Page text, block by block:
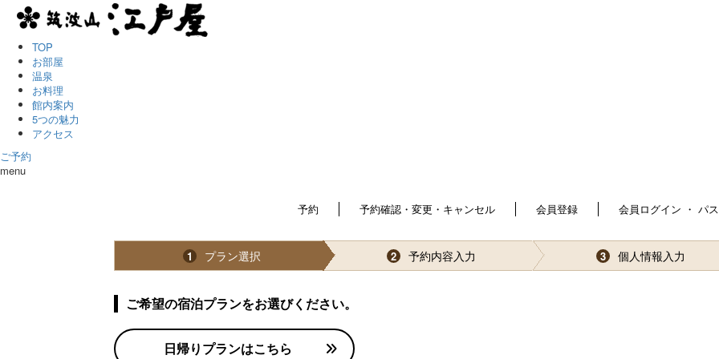
TOP
お部屋
温泉
お料理
館内案内
5つの魅力
アクセス
ご予約
menu
予約 予約確認・変更・キャンセル 会員登録 会員ログイン ・ パ
1 プラン選択 2 予約内容入力 3 個人情報入力
ご希望の宿泊プランをお選びください。
日帰りプランはこちら